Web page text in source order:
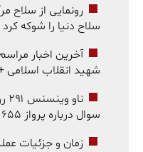
رونمایی از سلاح
سلاح دنیا را شوکه کرد
آخرین اخبار
شهید انقلاب
سوال درباره پرواز ۶۵۵
زمان و جزئیات